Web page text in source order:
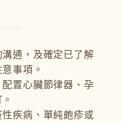
溝通，及確定已了解
事項。
配置心臟節律器、孕
性疾病、單純皰疹或